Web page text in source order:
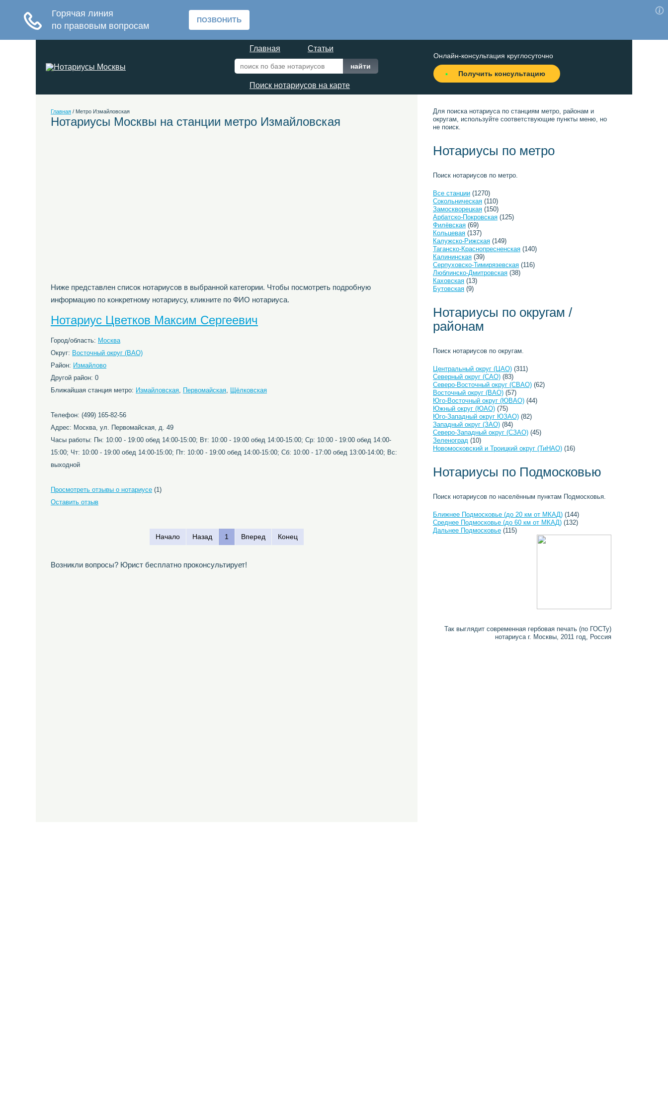
Главная Статьи
Поиск нотариусов на карте
Онлайн-консультация круглосуточно
Получить консультацию
Главная / Метро Измайловская
Нотариусы Москвы на станции метро Измайловская
Ниже представлен список нотариусов в выбранной категории. Чтобы посмотреть подробную
информацию по конкретному нотариусу, кликните по ФИО нотариуса.
Нотариус Цветков Максим Сергеевич
Город/область: Москва
Округ: Восточный округ (ВАО)
Район: Измайлово
Другой район: 0
Ближайшая станция метро: Измайловская, Первомайская, Щёлковская
Телефон: (499) 165-82-56
Адрес: Москва, ул. Первомайская, д. 49
Часы работы: Пн: 10:00 - 19:00 обед 14:00-15:00; Вт: 10:00 - 19:00 обед 14:00-15:00; Ср: 10:00 - 19:00 обед 14:00-
15:00; Чт: 10:00 - 19:00 обед 14:00-15:00; Пт: 10:00 - 19:00 обед 14:00-15:00; Сб: 10:00 - 17:00 обед 13:00-14:00; Вс:
выходной
Просмотреть отзывы о нотариусе (1)
Оставить отзыв
Начало Назад 1 Вперед Конец
Возникли вопросы? Юрист бесплатно проконсультирует!
Для поиска нотариуса по станциям метро, районам и
округам, используйте соответствующие пункты меню, но
не поиск.
Нотариусы по метро
Поиск нотариусов по метро.
Все станции (1270)
Сокольническая (110)
Замоскворецкая (150)
Арбатско-Покровская (125)
Филёвская (69)
Кольцевая (137)
Калужско-Рижская (149)
Таганско-Краснопресненская (140)
Калининская (39)
Серпуховско-Тимирязевская (116)
Люблинско-Дмитровская (38)
Каховская (13)
Бутовская (9)
Нотариусы по округам /
районам
Поиск нотариусов по округам.
Центральный округ (ЦАО) (311)
Северный округ (САО) (83)
Северо-Восточный округ (СВАО) (62)
Восточный округ (ВАО) (57)
Юго-Восточный округ (ЮВАО) (44)
Южный округ (ЮАО) (75)
Юго-Западный округ ЮЗАО) (82)
Западный округ (ЗАО) (84)
Северо-Западный округ (СЗАО) (45)
Зеленоград (10)
Новомосковский и Троицкий округ (ТиНАО) (16)
Нотариусы по Подмосковью
Поиск нотариусов по населённым пунктам Подмосковья.
Ближнее Подмосковье (до 20 км от МКАД) (144)
Среднее Подмосковье (до 60 км от МКАД) (132)
Дальнее Подмосковье (115)
Так выглядит современная гербовая печать (по ГОСТу)
нотариуса г. Москвы, 2011 год, Россия